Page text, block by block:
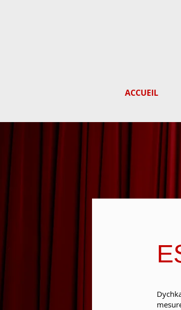
ACCUEIL